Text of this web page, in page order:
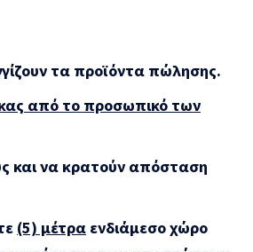
τα προϊόντα πώλησης.
από το προσωπικό των
και να κρατούν απόσταση
(5) μέτρα ενδιάμεσο χώρο